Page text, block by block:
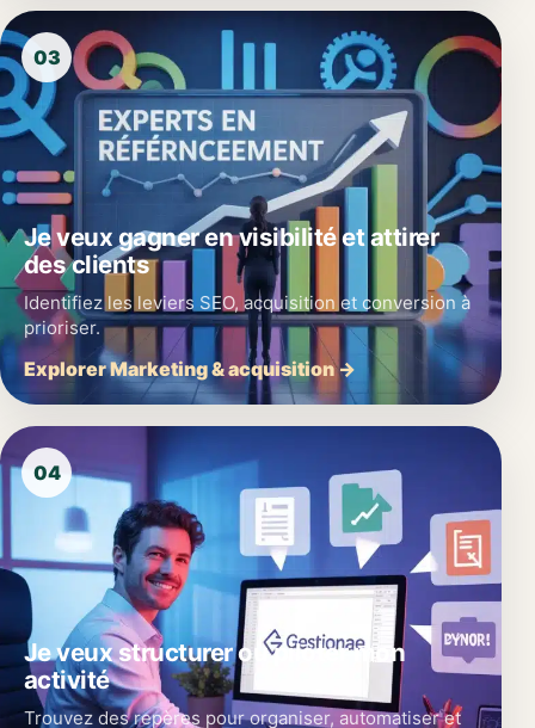
03
Je veux gagner en visibilité et attirer
des clients
Identifiez les leviers SEO, acquisition et conversion à
prioriser.
Explorer Marketing & acquisition →
04
Je veux structurer ou piloter mon
activité
Trouvez des repères pour organiser, automatiser et